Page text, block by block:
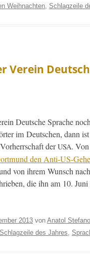
Weihnachten, Schlagzeile
Verein
Deutsche Sprache
im Deutschen, dann
derUSA.
den Anti-US-
von ihrem Wun­sch
die ihn am 10.
2013 von Anatol
Schlagzeile des Jahres,